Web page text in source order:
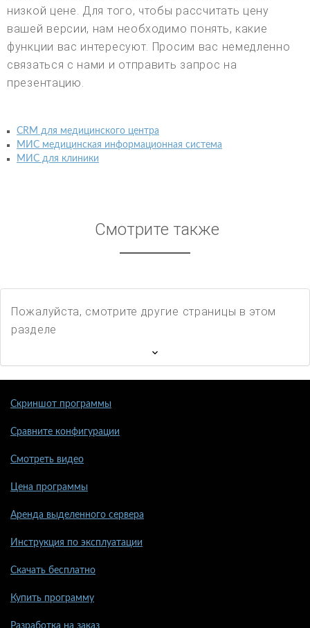
низкой цене. Для того, чтобы рассчитать цену
вашей версии, нам необходимо понять, какие
функции вас интересуют. Просим вас немедленно
связаться с нами и отправить запрос на
презентацию.
CRM для медицинского центра
МИС медицинская информационная система
МИС для клиники
Смотрите также
Пожалуйста, смотрите другие страницы в этом
разделе
Скриншот программы
Сравните конфигурации
Смотреть видео
Цена программы
Аренда выделенного сервера
Инструкция по эксплуатации
Скачать бесплатно
Купить программу
Разработка на заказ